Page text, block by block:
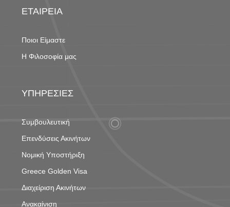
ΕΤΑΙΡΕΙΑ
Ποιοι Είμαστε
Η Φιλοσοφία μας
ΥΠΗΡΕΣΙΕΣ
Συμβουλευτική
Επενδύσεις Ακινήτων
Νομική Υποστήριξη
Greece Golden Visa
Διαχείριση Ακινήτων
Ανακαίνιση